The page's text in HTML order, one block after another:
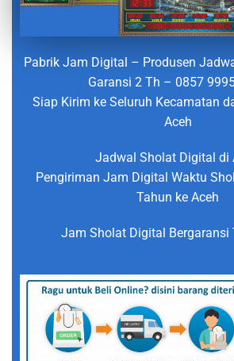
Pabrik Jam Digital – Produsen
Garansi 2 Th – 0857
Siap Kirim ke Seluruh Kecamatan
Aceh
Jadwal Sholat Digital di
Pengiriman Jam Digital Waktu
Tahun ke Aceh
Jam Sholat Digital Bergaransi